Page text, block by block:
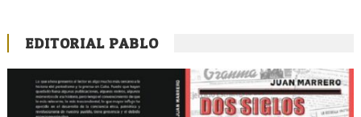
EDITORIAL PABLO